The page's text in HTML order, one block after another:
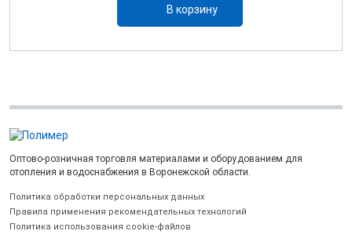
В корзину
Оптово-розничная торговля материалами и оборудованием для
отопления и водоснабжения в Воронежской области.
Политика обработки персональных данных
Правила применения рекомендательных технологий
Политика использования cookie-файлов